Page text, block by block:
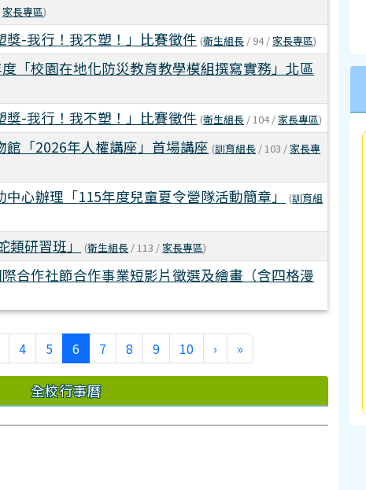
家長專區)
獎-我行！我不塑！」比賽徵件 (衛生組長 / 94 / 家長專區)
「校園在地化防災教育教學模組撰寫實務」北區
獎-我行！我不塑！」比賽徵件 (衛生組長 / 104 / 家長專區)
館「2026年人權講座」首場講座 (訓育組長 / 103 / 家長專
中心辦理「115年度兒童夏令營隊活動簡章」 (訓育組
類研習班」 (衛生組長 / 113 / 家長專區)
際合作社節合作事業短影片徵選及繪畫（含四格漫
4 5 6(current)
7 8 9 10 › »
全校行事曆